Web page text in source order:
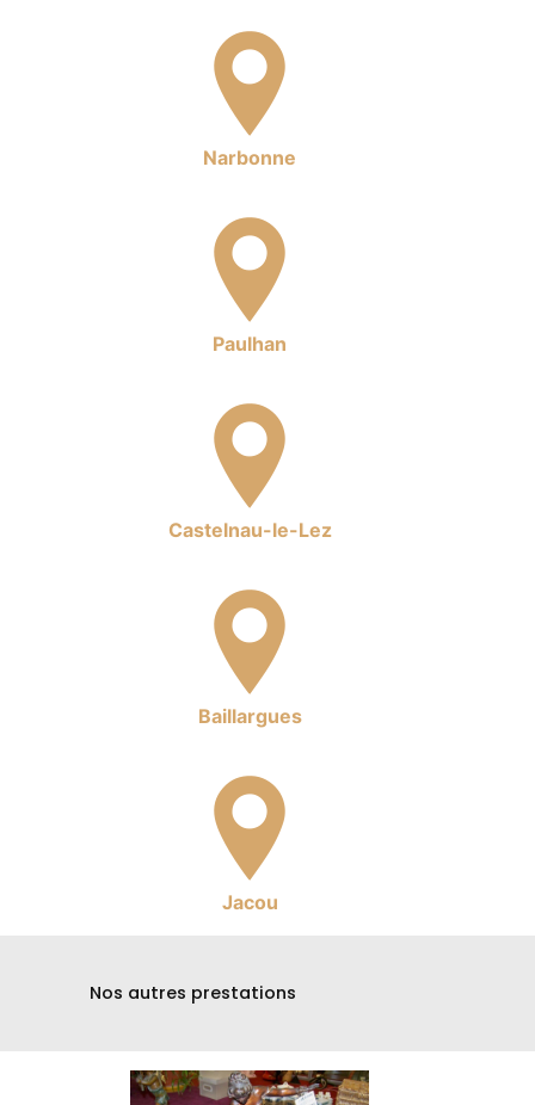
Narbonne
Paulhan
Castelnau-le-Lez
Baillargues
Jacou
Nos autres prestations